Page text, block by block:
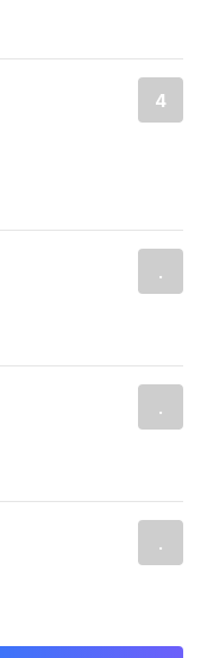
4
.
.
.